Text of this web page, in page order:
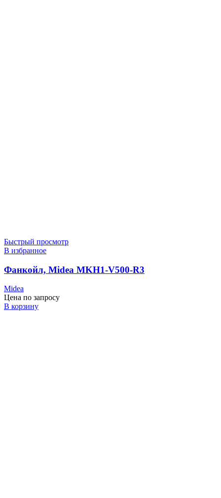
Быстрый просмотр
В избранное
Фанкойл, Midea MKH1-V500-R3
Midea
Цена по запросу
В корзину